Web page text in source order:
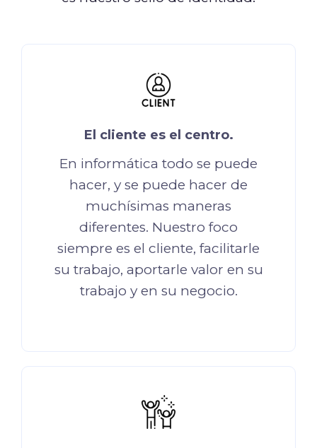
El cliente es el centro.
En informática todo se puede
hacer, y se puede hacer de
muchísimas maneras
diferentes. Nuestro foco
siempre es el cliente, facilitarle
su trabajo, aportarle valor en su
trabajo y en su negocio.